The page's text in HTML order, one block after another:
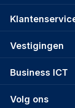
Volg ons
Vestigingen
Business ICT